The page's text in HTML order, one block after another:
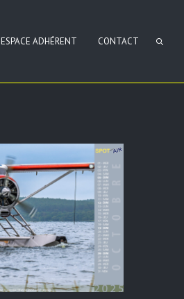
ESPACE ADHÉRENT CONTACT